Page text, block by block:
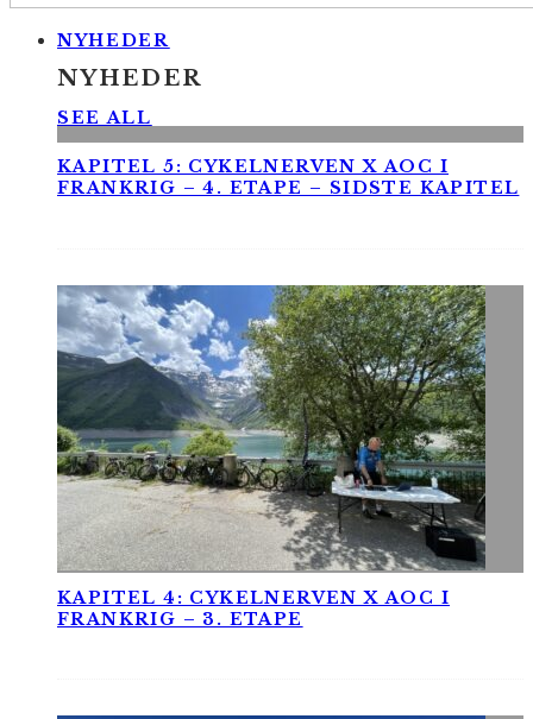
NYHEDER
NYHEDER
SEE ALL
KAPITEL 5: CYKELNERVEN X AOC I
FRANKRIG – 4. ETAPE – SIDSTE KAPITEL
KAPITEL 4: CYKELNERVEN X AOC I
FRANKRIG – 3. ETAPE